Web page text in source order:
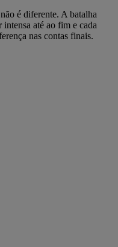
é diferente. A batalha
até ao fim e cada
nas contas finais.